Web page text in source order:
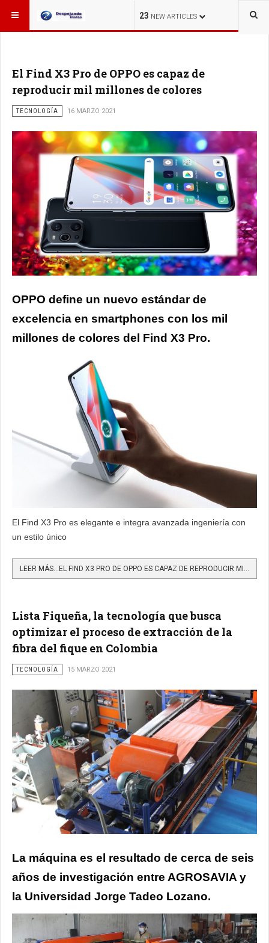
23 NEW ARTICLES
ESTÁ AQUÍ:
El Find X3 Pro de OPPO es capaz de
reproducir mil millones de colores
TECNOLOGÍA 16 MARZO 2021
OPPO define un nuevo estándar de
excelencia en smartphones con los mil
millones de colores del Find X3 Pro.
El Find X3 Pro es elegante e integra avanzada ingeniería con
un estilo único
Lista Fiqueña, la tecnología que busca
optimizar el proceso de extracción de la
fibra del fique en Colombia
TECNOLOGÍA 15 MARZO 2021
La máquina es el resultado de cerca de seis
años de investigación entre AGROSAVIA y
la Universidad Jorge Tadeo Lozano.